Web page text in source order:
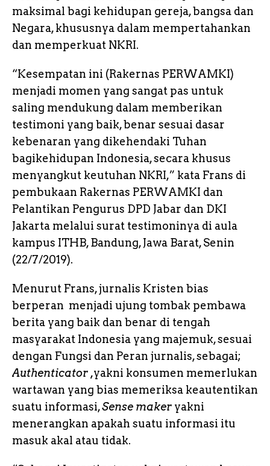
maksimal bagi kehidupan gereja, bangsa dan
Negara, khususnya dalam mempertahankan
dan memperkuat NKRI.
“Kesempatan ini (Rakernas PERWAMKI)
menjadi momen yang sangat pas untuk
saling mendukung dalam memberikan
testimoni yang baik, benar sesuai dasar
kebenaran yang dikehendaki Tuhan
bagikehidupan Indonesia, secara khusus
menyangkut keutuhan NKRI,” kata Frans di
pembukaan Rakernas PERWAMKI dan
Pelantikan Pengurus DPD Jabar dan DKI
Jakarta melalui surat testimoninya di aula
kampus ITHB, Bandung, Jawa Barat, Senin
(22/7/2019).
Menurut Frans, jurnalis Kristen bias
berperan menjadi ujung tombak pembawa
berita yang baik dan benar di tengah
masyarakat Indonesia yang majemuk, sesuai
dengan Fungsi dan Peran jurnalis, sebagai;
Authenticator ,yakni konsumen memerlukan
wartawan yang bias memeriksa keautentikan
suatu informasi,Sense maker yakni
menerangkan apakah suatu informasi itu
masuk akal atau tidak.